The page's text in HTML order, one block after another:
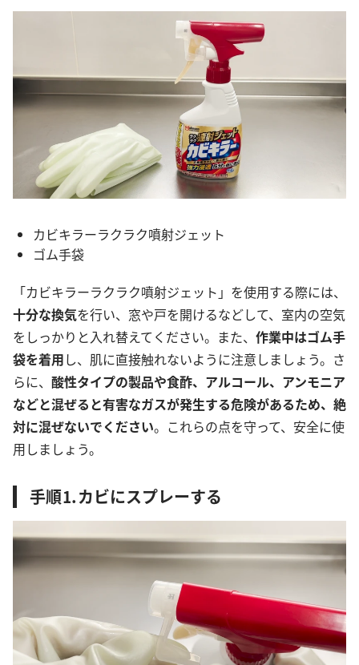
カビキラーラクラク噴射ジェット
ゴム手袋
「カビキラーラクラク噴射ジェット」を使用する際には、
十分な換気を行い、窓や戸を開けるなどして、室内の空気
をしっかりと入れ替えてください。また、 作業中はゴム手
袋を着用し、肌に直接触れないように注意しましょう。さ
らに、 酸性タイプの製品や食酢、アルコール、アンモニア
などと混ぜると有害なガスが発生する危険があるため、絶
対に混ぜないでください。これらの点を守って、安全に使
用しましょう。
手順⒈カビにスプレーする